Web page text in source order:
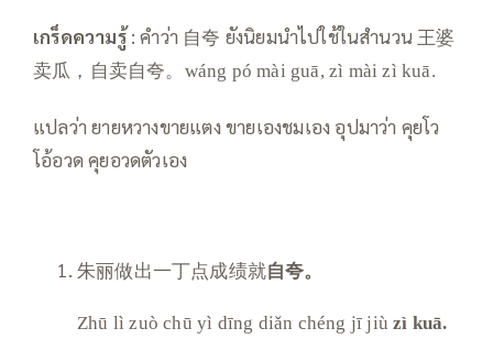
เกร็ดความรู้: คำว่า 自夸 ยังนิยมนำไปใช้ในสำนวน 王婆
卖瓜，自卖自夸。 wáng pó mài guā, zì mài zì kuā.
แปลว่า ยายหวางขายแตง ขายเองชมเอง อุปมาว่า คุยโว
โอ้อวด คุยอวดตัวเอง
朱丽做出一丁点成绩就自夸。
Zhū lì zuò chū yì dīng diǎn chéng jī jiùzì kuā.